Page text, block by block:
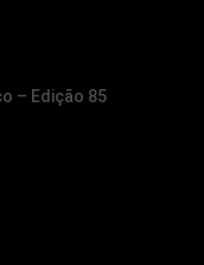
– Edição 85